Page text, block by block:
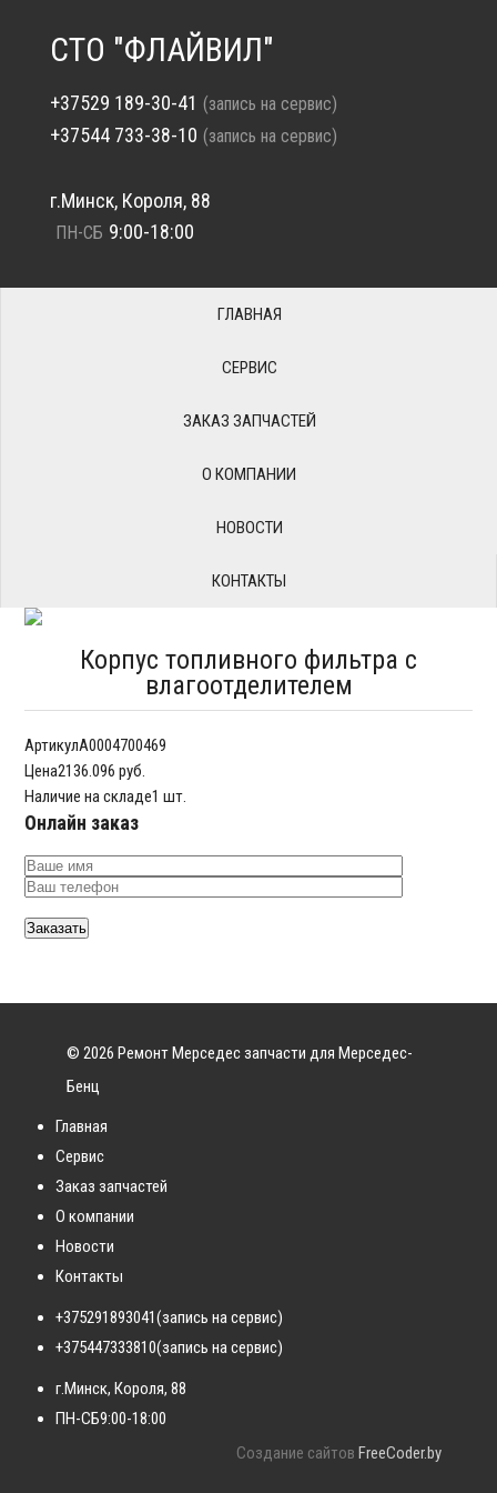
СТО "ФЛАЙВИЛ"
+37529 189-30-41 (запись на сервис)
+37544 733-38-10 (запись на сервис)
г.Минск, Короля, 88
ПН-СБ 9:00-18:00
ГЛАВНАЯ
СЕРВИС
ЗАКАЗ ЗАПЧАСТЕЙ
О КОМПАНИИ
НОВОСТИ
КОНТАКТЫ
Корпус топливного фильтра с
влагоотделителем
АртикулA0004700469
Цена2136.096 руб.
Наличие на складе1 шт.
Онлайн заказ
© 2026 Ремонт Мерседес запчасти для Мерседес-
Бенц
Главная
Сервис
Заказ запчастей
О компании
Новости
Контакты
+375291893041(запись на сервис)
+375447333810(запись на сервис)
г.Минск, Короля, 88
ПН-СБ9:00-18:00
Создание сайтов FreeCoder.by